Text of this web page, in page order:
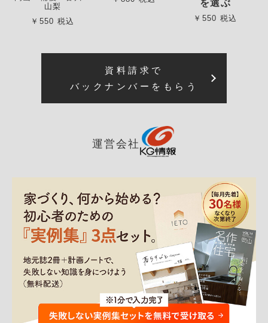
山梨
￥550 税込
を選ぶ
￥550 税込
資料請求で
バックナンバーをもらう
運営会社